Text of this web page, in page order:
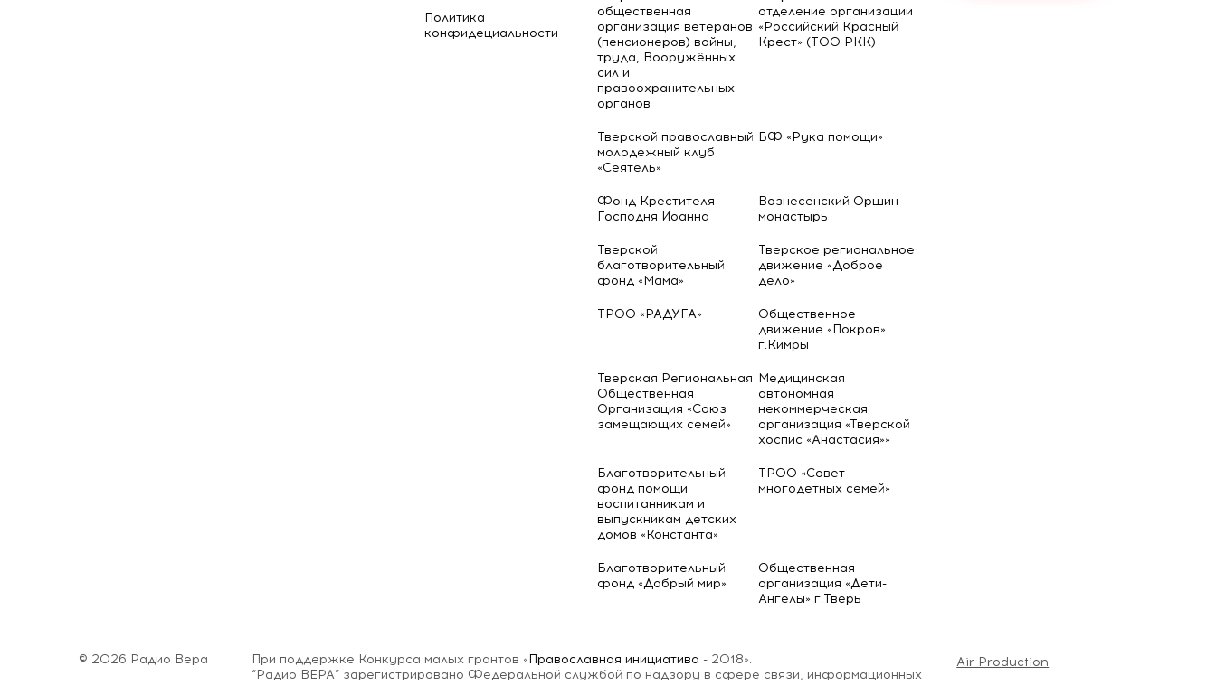
Политика
конфидециальности
общественная
организация ветеранов
(пенсионеров) войны,
труда, Вооружённых
сил и
правоохранительных
органов
отделение организации
«Российский Красный
Крест» (ТОО РКК)
Тверской православный
молодежный клуб
«Сеятель»
БФ «Рука помощи»
Фонд Крестителя
Господня Иоанна
Вознесенский Оршин
монастырь
Тверской
благотворительный
фонд «Мама»
Тверское региональное
движение «Доброе
дело»
ТРОО «РАДУГА»
Общественное
движение «Покров»
г.Кимры
Тверская Региональная
Общественная
Организация «Союз
замещающих семей»
Медицинская
автономная
некоммерческая
организация «Тверской
хоспис «Анастасия»»
Благотворительный
фонд помощи
воспитанникам и
выпускникам детских
домов «Константа»
ТРОО «Совет
многодетных семей»
Благотворительный
фонд «Добрый мир»
Общественная
организация «Дети-
Ангелы» г.Тверь
© 2026 Радио Вера При поддержке Конкурса малых грантов «Православная инициатива - 2018».
“Радио ВЕРА” зарегистрировано Федеральной службой по надзору в сфере связи, информационных
Air Production